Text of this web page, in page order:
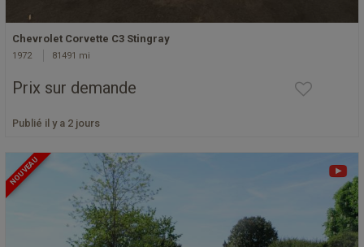
Chevrolet Corvette C3 Stingray
1972 81491 mi
Prix sur demande
Publié il y a 2 jours
NOUVEAU